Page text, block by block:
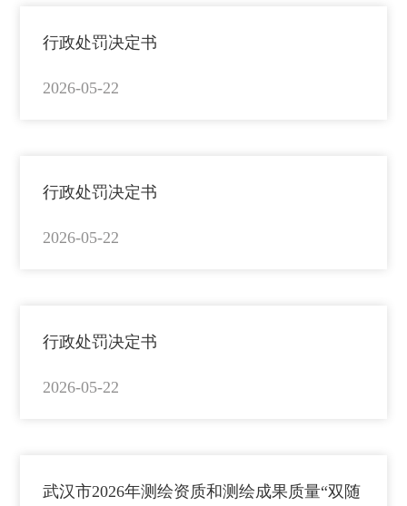
行政处罚决定书
2026-05-22
行政处罚决定书
2026-05-22
行政处罚决定书
2026-05-22
武汉市2026年测绘资质和测绘成果质量“双随